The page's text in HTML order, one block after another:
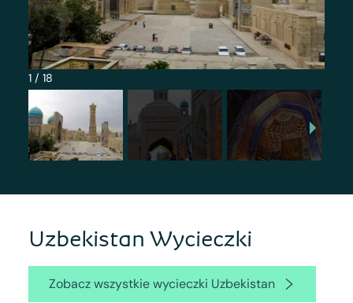
1/ 18
Uzbekistan Wycieczki
Zobacz wszystkie wycieczki Uzbekistan